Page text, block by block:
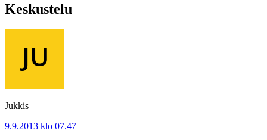
Keskustelu
Jukkis
9.9.2013 klo 07.47